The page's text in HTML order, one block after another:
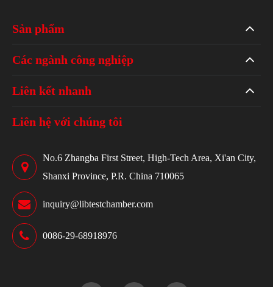
Sản phẩm
Các ngành công nghiệp
Liên kết nhanh
Liên hệ với chúng tôi
No.6 Zhangba First Street, High-Tech Area, Xi'an City,
Shanxi Province, P.R. China 710065
inquiry@libtestchamber.com
0086-29-68918976